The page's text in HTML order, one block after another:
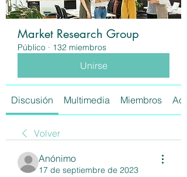
Market Research Group
Público · 132 miembros
Unirse
Discusión Multimedia Miembros
Volver
Anónimo
17 de septiembre de 2023